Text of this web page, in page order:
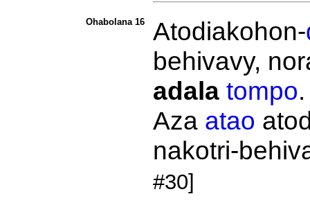
Ohabolana 16 Atodiakohon-
behivavy,
adala tompo
Aza atao
nakotri-
#30]